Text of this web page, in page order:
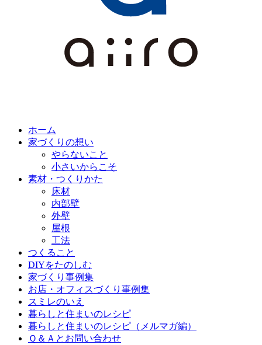
ホーム
家づくりの想い
やらないこと
小さいからこそ
素材・つくりかた
床材
内部壁
外壁
屋根
工法
つくること
DIYをたのしむ
家づくり事例集
お店・オフィスづくり事例集
スミレのいえ
暮らしと住まいのレシピ
暮らしと住まいのレシピ（メルマガ編）
Ｑ＆Ａとお問い合わせ